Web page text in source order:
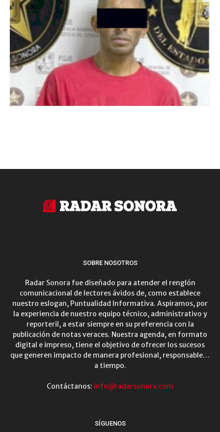
SOBRE NOSOTROS
Radar Sonora fue diseñado para atender el renglón
comunicacional de lectores ávidos de, como establece
nuestro eslogan, Puntualidad Informativa. Aspiramos, por
la experiencia de nuestro equipo técnico, administrativo y
reporteril, a estar siempre en su preferencia con la
publicación de notas veraces. Nuestra agenda, en formato
digital e impreso, tiene el objetivo de ofrecer los sucesos
que generen impacto de manera profesional, responsable…
a tiempo.
Contáctanos: info@radarsonora.com
SÍGUENOS